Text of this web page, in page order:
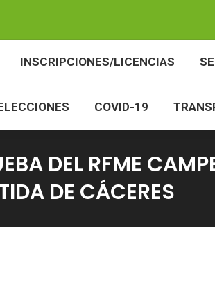
INSCRIPCIONES/LICENCIAS
COVID-19
DEL RFME
DE CÁCERES
ELECCIONES COVID-19